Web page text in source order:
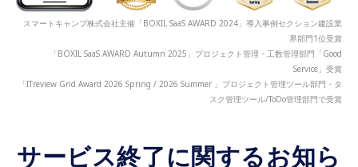
スマートキャンプ株式会社主催「BOXIL SaaS AWARD 2024」導入事例セクション建設業
界部門1位受賞
「BOXIL SaaS AWARD Autumn 2025」プロジェクト管理・工数管理部門「Good
Service」受賞
「ITreview Grid Award 2026 Spring / 2026 Summer 」プロジェクト管理ツール部門・タ
スク管理ツール/ToDo管理部門で受賞
サービス終了に関するお知ら